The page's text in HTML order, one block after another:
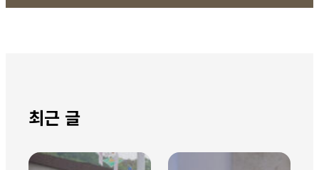
최근 글